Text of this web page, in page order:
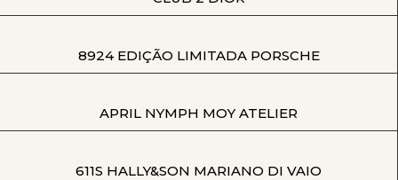
8924 EDIÇÃO LIMITADA PORSCHE
APRIL NYMPH MOY ATELIER
611S HALLY&SON MARIANO DI VAIO